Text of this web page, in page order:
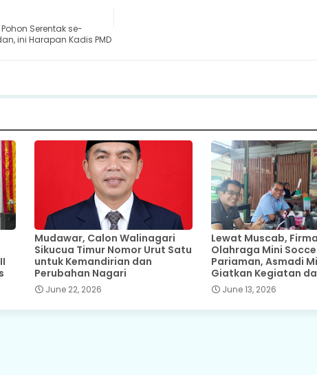
Serentak se-
ini Harapan Kadis PMD
Mudawar, Calon Walinagari
Sikucua Timur Nomor Urut Satu
untuk Kemandirian dan
Perubahan Nagari
June 22, 2026
Lewat Muscab,
Olahraga Mini
Pariaman, Asmadi
Giatkan Kegiatan
June 13, 2026